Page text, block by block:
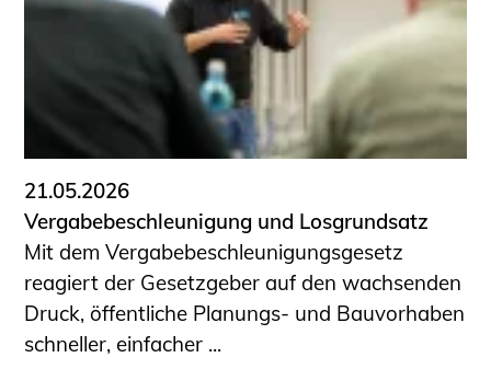
21.05.2026
Vergabebeschleunigung und Losgrundsatz
Mit dem Vergabebeschleunigungsgesetz
reagiert der Gesetzgeber auf den wachsenden
Druck, öffentliche Planungs- und Bauvorhaben
schneller, einfacher ...